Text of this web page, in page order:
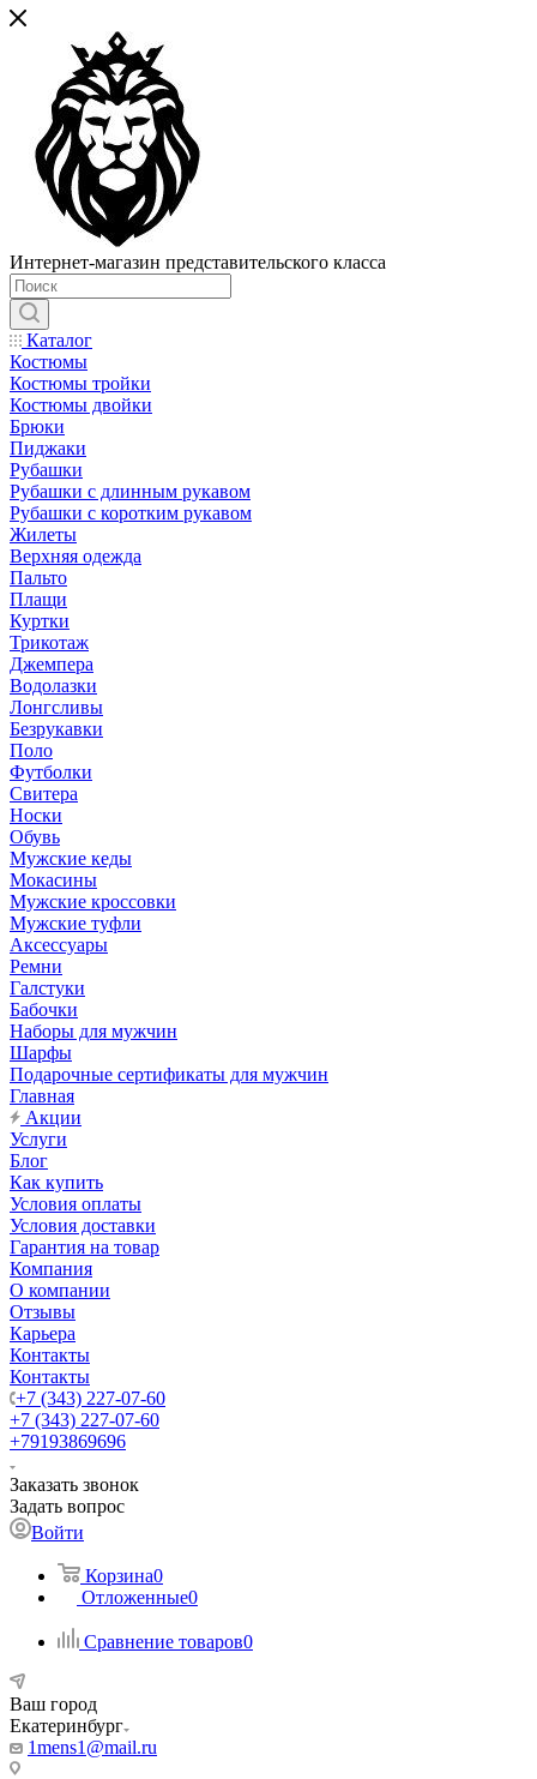
Интернет-магазин представительского класса
Каталог
Костюмы
Костюмы тройки
Костюмы двойки
Брюки
Пиджаки
Рубашки
Рубашки с длинным рукавом
Рубашки с коротким рукавом
Жилеты
Верхняя одежда
Пальто
Плащи
Куртки
Трикотаж
Джемпера
Водолазки
Лонгсливы
Безрукавки
Поло
Футболки
Свитера
Носки
Обувь
Мужские кеды
Мокасины
Мужские кроссовки
Мужские туфли
Аксессуары
Ремни
Галстуки
Бабочки
Наборы для мужчин
Шарфы
Подарочные сертификаты для мужчин
Главная
Акции
Услуги
Блог
Как купить
Условия оплаты
Условия доставки
Гарантия на товар
Компания
О компании
Отзывы
Карьера
Контакты
Контакты
+7 (343) 227-07-60
+7 (343) 227-07-60
+79193869696
Заказать звонок
Задать вопрос
Войти
Корзина0
Отложенные0
Сравнение товаров0
Ваш город
Екатеринбург
1mens1@mail.ru